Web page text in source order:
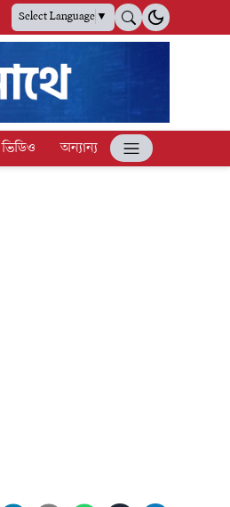
Select Language▼
ভিডিও অন্যান্য